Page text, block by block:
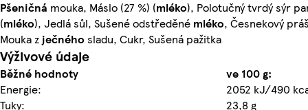
Pšeničná mouka, Máslo (27 %) (mléko), Polotučný tvrdý sýr
(mléko), Jedlá sůl, Sušené odstředěné mléko, Česnekový
Mouka z ječného sladu, Cukr, Sušená pažitka
Výživové údaje
Běžné hodnoty
ve 100 g:
Energie:
2052 kJ/490
Tuky:
23,8 g